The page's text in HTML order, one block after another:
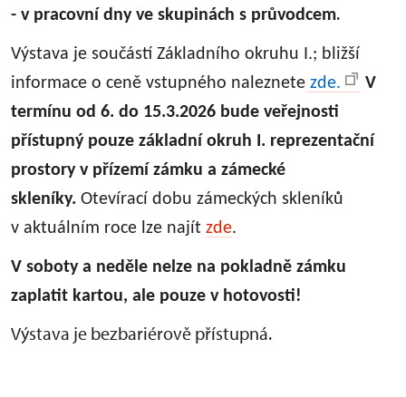
- v pracovní dny ve skupinách s průvodcem.
Výstava je součástí Základního okruhu I.; bližší
informace o ceně vstupného naleznete zde.
V
termínu od 6. do 15.3.2026 bude veřejnosti
přístupný pouze základní okruh I. reprezentační
prostory v přízemí zámku a zámecké
skleníky. Otevírací dobu zámeckých skleníků
v aktuálním roce lze najít zde.
V soboty a neděle nelze na pokladně zámku
zaplatit kartou, ale pouze v hotovosti!
Výstava je bezbariérově přístupná.